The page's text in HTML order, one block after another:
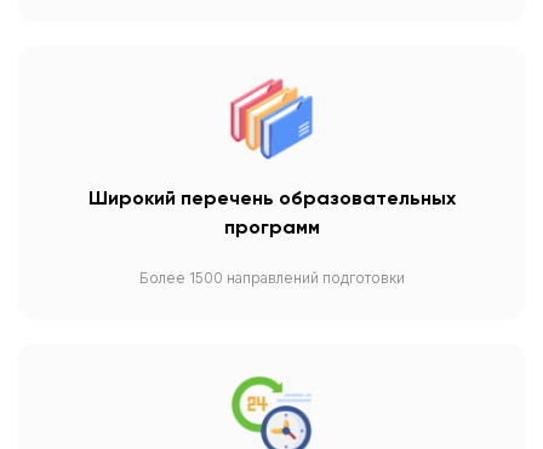
Широкий перечень образовательных
программ
Более 1500 направлений подготовки